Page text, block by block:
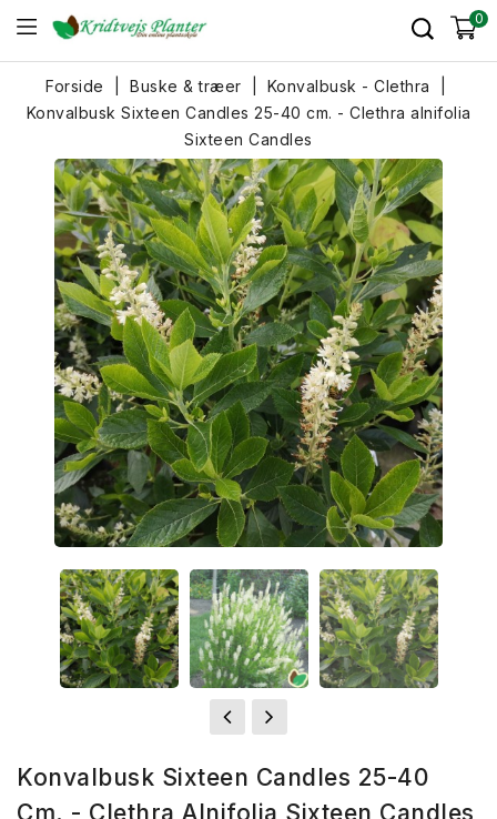
0
Forside Buske & træer
Konvalbusk - Clethra
Konvalbusk Sixteen Candles 25-40 cm. - Clethra alnifolia
Sixteen Candles
Konvalbusk Sixteen Candles 25-40
Cm. - Clethra Alnifolia Sixteen Candles